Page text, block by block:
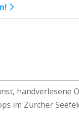
handverlesene
im Zürcher